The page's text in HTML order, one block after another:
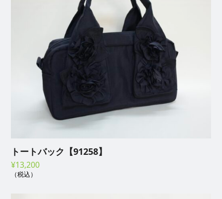
トートバック【91258】
¥13,200
（税込）